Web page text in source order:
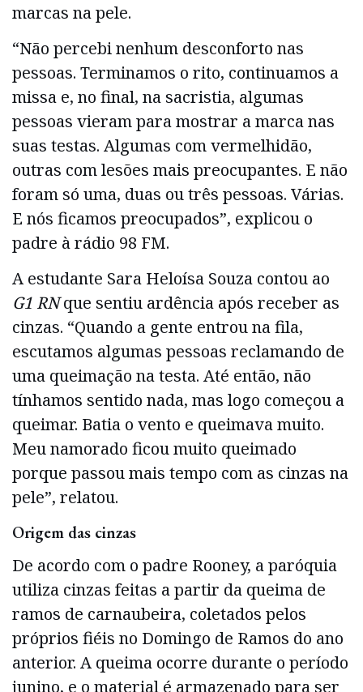
marcas na pele.
“Não percebi nenhum desconforto nas
pessoas. Terminamos o rito, continuamos a
missa e, no final, na sacristia, algumas
pessoas vieram para mostrar a marca nas
suas testas. Algumas com vermelhidão,
outras com lesões mais preocupantes. E não
foram só uma, duas ou três pessoas. Várias.
E nós ficamos preocupados”, explicou o
padre à rádio 98 FM.
A estudante Sara Heloísa Souza contou ao
G1 RNque sentiu ardência após receber as
cinzas. “Quando a gente entrou na fila,
escutamos algumas pessoas reclamando de
uma queimação na testa. Até então, não
tínhamos sentido nada, mas logo começou a
queimar. Batia o vento e queimava muito.
Meu namorado ficou muito queimado
porque passou mais tempo com as cinzas na
pele”, relatou.
Origem das cinzas
De acordo com o padre Rooney, a paróquia
utiliza cinzas feitas a partir da queima de
ramos de carnaubeira, coletados pelos
próprios fiéis no Domingo de Ramos do ano
anterior. A queima ocorre durante o período
junino, e o material é armazenado para ser